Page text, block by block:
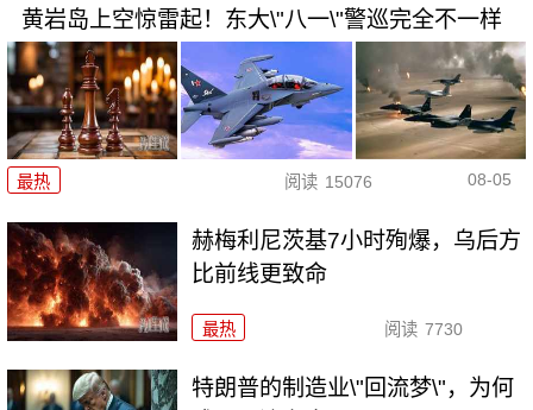
黄岩岛上空惊雷起！东大\"八一\"警巡完全不一样
最热 阅读 15076 08-05
赫梅利尼茨基7小时殉爆，乌后方
比前线更致命
最热 阅读 7730
特朗普的制造业\"回流梦\"，为何